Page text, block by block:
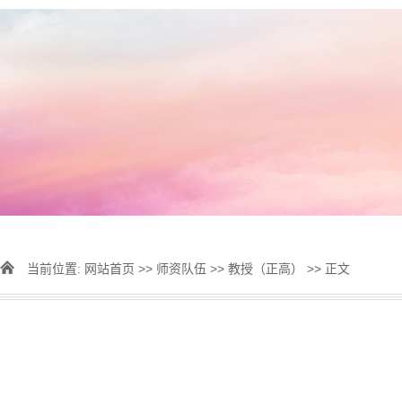
当前位置: 网站首页 >> 师资队伍 >> 教授（正高） >> 正文